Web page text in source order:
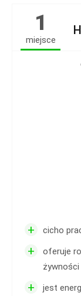
1
miejsce
+ cicho
+
oferuje
żywności
+ jest